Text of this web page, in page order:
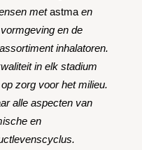
metastma en
en de
inhalatoren.
in elk stadium
zorg voor het milieu.
alle aspecten van
en